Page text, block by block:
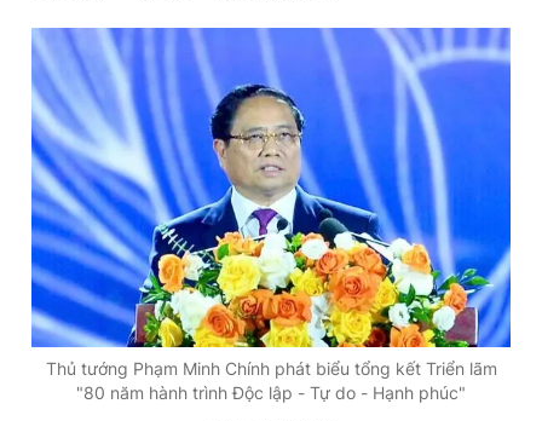
Đọc Thanh Niên trên điện thoại
Theo dõi báo trên
Hotline
0906 645 777
Liên hệ quảng cáo
0908 780 404
Thủ tướng Phạm Minh Chính phát biểu tổng kết Triển lãm
"80 năm hành trình Độc lập - Tự do - Hạnh phúc"